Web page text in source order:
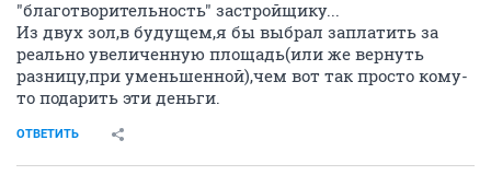
"благотворительность" застройщику...
Из двух зол,в будущем,я бы выбрал заплатить за
реально увеличенную площадь(или же вернуть
разницу,при уменьшенной),чем вот так просто кому-
то подарить эти деньги.
ОТВЕТИТЬ